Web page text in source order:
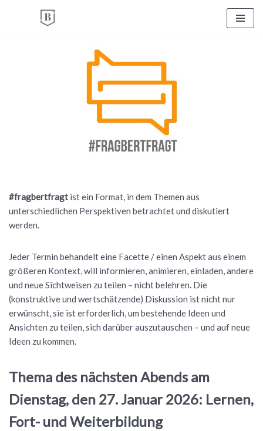
#fragbertfragt ist ein Format, in dem Themen aus
unterschiedlichen Perspektiven betrachtet und diskutiert
werden.
Jeder Termin behandelt eine Facette / einen Aspekt aus einem
größeren Kontext, will informieren, animieren, einladen, andere
und neue Sichtweisen zu teilen – nicht belehren. Die
(konstruktive und wertschätzende) Diskussion ist nicht nur
erwünscht, sie ist erforderlich, um bestehende Ideen und
Ansichten zu teilen, sich darüber auszutauschen – und auf neue
Ideen zu kommen.
Thema des nächsten Abends am
Dienstag, den 27. Januar 2026: Lernen,
Fort- und Weiterbildung